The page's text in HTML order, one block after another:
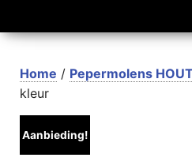
Home / Pepermolens HOUT
kleur
Aanbieding!